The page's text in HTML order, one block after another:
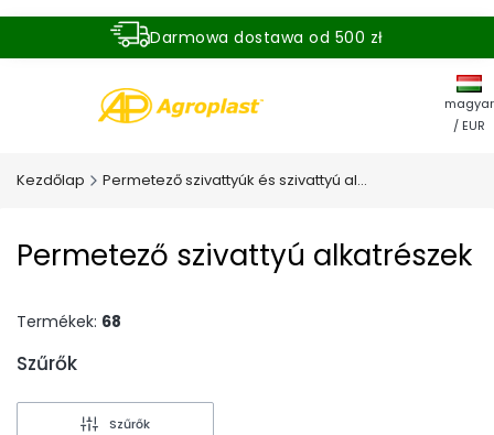
Darmowa dostawa od 500 zł
magyar
/ EUR
Kezdőlap Permetező szivattyúk és szivattyú alkatrészek
Permetező szivattyú alkatrészek
Termékek: 68
Szűrők
End of filters
Szűrők